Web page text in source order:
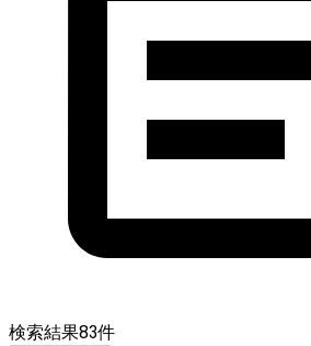
検索結果83件